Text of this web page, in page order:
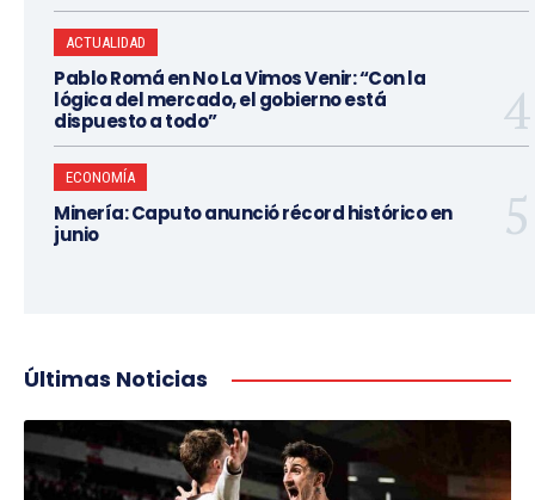
ACTUALIDAD
Pablo Romá en No La Vimos Venir: “Con la
lógica del mercado, el gobierno está
dispuesto a todo”
ECONOMÍA
Minería: Caputo anunció récord histórico en
junio
Últimas Noticias